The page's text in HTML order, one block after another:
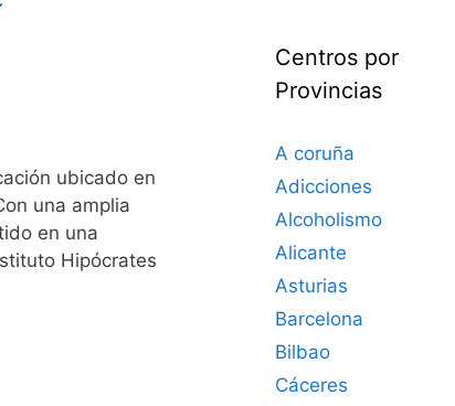
ubicado en
una amplia
en una
Hipócrates
Centros por
Provincias
A coruña
Adicciones
Alcoholismo
Alicante
Asturias
Barcelona
Bilbao
Cáceres‎